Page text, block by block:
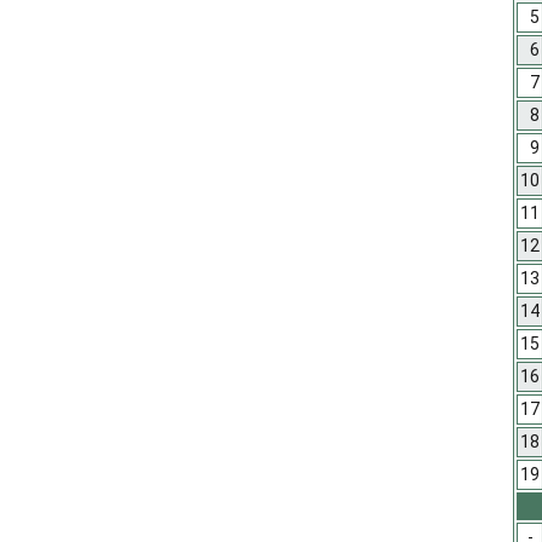
5
6
7
8
9
10
11
12
13
14
15
16
17
18
19
-